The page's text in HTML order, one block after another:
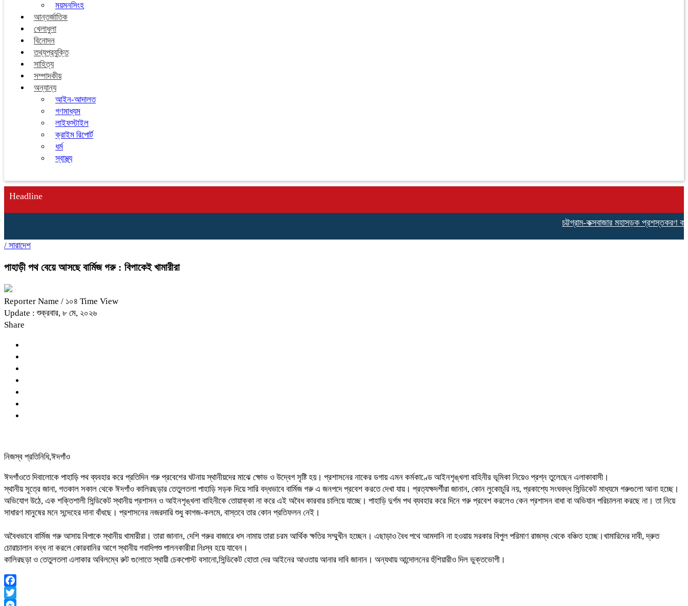
ময়মনসিংহ
আন্তর্জাতিক
খেলাধুলা
বিনোদন
তথ্যপ্রযুক্তি
সাহিত্য
সম্পাদকীয়
অন্যান্য
আইন-আদালত
গণমাধ্যম
লাইফস্টাইল
ক্রাইম রিপোর্ট
ধর্ম
স্বাস্থ্য
Headline
চট্টগ্রাম-কক্সবাজার মহাসড়ক প্রশস্তকরণ কাজ
/ সারাদেশ
পাহাড়ী পথ বেয়ে আসছে বার্মিজ গরু : বিপাকেই খামারীরা
Reporter Name / ১০৪ Time View
Update : শুক্রবার, ৮ মে, ২০২৬
Share
নিজস্ব প্রতিনিধি,ঈদগাঁও
ঈদগাঁওতে দিবালোকে পাহাড়ি পথ ব্যবহার করে প্রতিদিন গরু প্রবেশের ঘটনায় স্থানীয়দের মাঝে ক্ষোভ ও উদ্বেগ সৃষ্টি হয়। প্রশাসনের নাকের ডগায় এমন কর্মকাণ্ডে আইনশৃঙ্খলা বাহিনীর ভূমিকা নিয়েও প্রশ্ন তুলেছেন এলাকাবাসী।
​স্থানীয় সূত্রে জানা, গতকাল সকাল থেকে ঈদগাঁও কালিরছড়ার তেতুলতলা পাহাড়ি সড়ক দিয়ে সারি বদ্ধভাবে বার্মিজ গরু এ জনপদে প্রবেশ করতে দেখা যায়। প্রত্যক্ষদর্শীরা জানান, কোন লুকোচুরি নয়, প্রকাশ্যে সংঘবদ্ধ সিন্ডিকেট মাধ্যমে গরুগুলো আনা হচ্ছে।
​অভিযোগ উঠে, এক শক্তিশালী সিন্ডিকেট স্থানীয় প্রশাসন ও আইনশৃঙ্খলা বাহিনীকে তোয়াক্কা না করে এই অবৈধ কারবার চালিয়ে যাচ্ছে। পাহাড়ি দুর্গম পথ ব্যবহার করে দিনে গরু প্রবেশ করলেও কেন প্রশাসন বাধা বা অভিযান পরিচালনা করছে না। তা নিয়ে
সাধারণ মানুষের মনে সন্দেহের দানা বাঁধছে। প্রশাসনের নজরদারি শুধু কাগজ-কলমে, বাস্তবে তার কোন প্রতিফলন নেই।
​অবৈধভাবে বার্মিজ গরু আসায় বিপাকে স্থানীয় খামারীরা। তারা জানান, দেশি গরুর বাজারে ধস নামায় তারা চরম আর্থিক ক্ষতির সম্মুখীন হচ্ছেন। এছাড়াও বৈধ পথে আমদানি না হওয়ায় সরকার বিপুল পরিমাণ রাজস্ব থেকে বঞ্চিত হচ্ছে।খামারিদের দাবী, দ্রুত
চোরাচালান বন্ধ না করলে কোরবানির আগে স্থানীয় গবাদিপশু পালনকারীরা নিঃস্ব হয়ে যাবেন।
​কালিরছড়া ও তেতুলতলা এলাকার অবিলম্বে রুট গুলোতে স্থায়ী চেকপোস্ট বসানো,সিন্ডিকেট হোতা দের আইনের আওতায় আনার দাবি জানান। অন্যথায় আন্দোলনের হুঁশিয়ারীও দিল ভুক্তভোগী।
Facebook